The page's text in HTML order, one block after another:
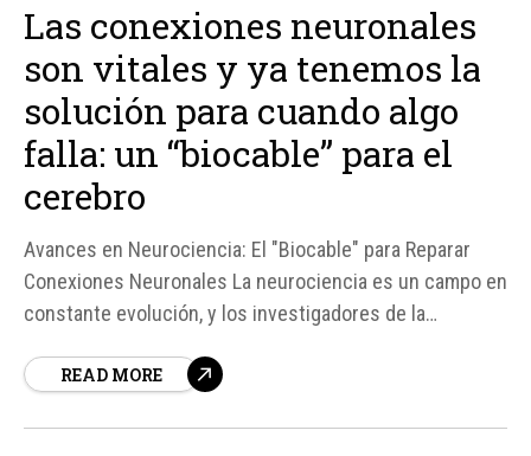
Las conexiones neuronales
son vitales y ya tenemos la
solución para cuando algo
falla: un “biocable” para el
cerebro
Avances en Neurociencia: El "Biocable" para Reparar
Conexiones Neuronales La neurociencia es un campo en
constante evolución, y los investigadores de la
hacia la comprensión y reparación del cerebro humano.
READ MORE